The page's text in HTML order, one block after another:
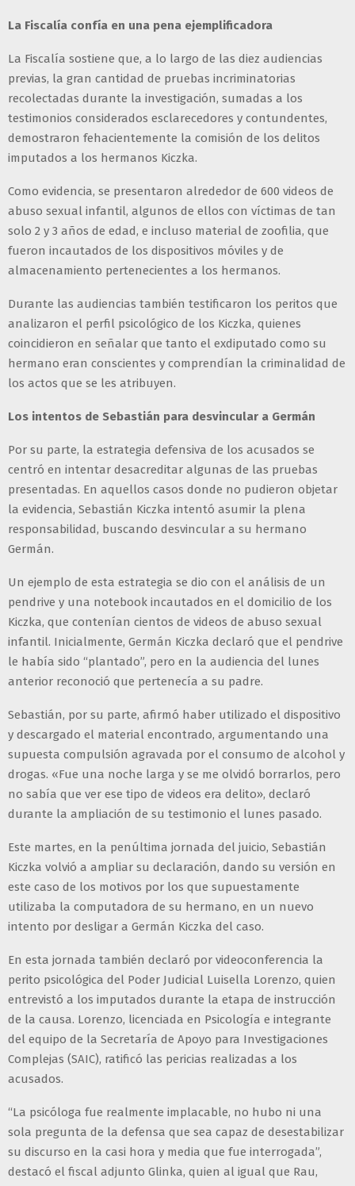
La Fiscalía confía en una pena ejemplificadora
La Fiscalía sostiene que, a lo largo de las diez audiencias
previas, la gran cantidad de pruebas incriminatorias
recolectadas durante la investigación, sumadas a los
testimonios considerados esclarecedores y contundentes,
demostraron fehacientemente la comisión de los delitos
imputados a los hermanos Kiczka.
Como evidencia, se presentaron alrededor de 600 videos de
abuso sexual infantil, algunos de ellos con víctimas de tan
solo 2 y 3 años de edad, e incluso material de zoofilia, que
fueron incautados de los dispositivos móviles y de
almacenamiento pertenecientes a los hermanos.
Durante las audiencias también testificaron los peritos que
analizaron el perfil psicológico de los Kiczka, quienes
coincidieron en señalar que tanto el exdiputado como su
hermano eran conscientes y comprendían la criminalidad de
los actos que se les atribuyen.
Los intentos de Sebastián para desvincular a Germán
Por su parte, la estrategia defensiva de los acusados se
centró en intentar desacreditar algunas de las pruebas
presentadas. En aquellos casos donde no pudieron objetar
la evidencia, Sebastián Kiczka intentó asumir la plena
responsabilidad, buscando desvincular a su hermano
Germán.
Un ejemplo de esta estrategia se dio con el análisis de un
pendrive y una notebook incautados en el domicilio de los
Kiczka, que contenían cientos de videos de abuso sexual
infantil. Inicialmente, Germán Kiczka declaró que el pendrive
le había sido “plantado”, pero en la audiencia del lunes
anterior reconoció que pertenecía a su padre.
Sebastián, por su parte, afirmó haber utilizado el dispositivo
y descargado el material encontrado, argumentando una
supuesta compulsión agravada por el consumo de alcohol y
drogas. «Fue una noche larga y se me olvidó borrarlos, pero
no sabía que ver ese tipo de videos era delito», declaró
durante la ampliación de su testimonio el lunes pasado.
Este martes, en la penúltima jornada del juicio, Sebastián
Kiczka volvió a ampliar su declaración, dando su versión en
este caso de los motivos por los que supuestamente
utilizaba la computadora de su hermano, en un nuevo
intento por desligar a Germán Kiczka del caso.
En esta jornada también declaró por videoconferencia la
perito psicológica del Poder Judicial Luisella Lorenzo, quien
entrevistó a los imputados durante la etapa de instrucción
de la causa. Lorenzo, licenciada en Psicología e integrante
del equipo de la Secretaría de Apoyo para Investigaciones
Complejas (SAIC), ratificó las pericias realizadas a los
acusados.
“La psicóloga fue realmente implacable, no hubo ni una
sola pregunta de la defensa que sea capaz de desestabilizar
su discurso en la casi hora y media que fue interrogada”,
destacó el fiscal adjunto Glinka, quien al igual que Rau,